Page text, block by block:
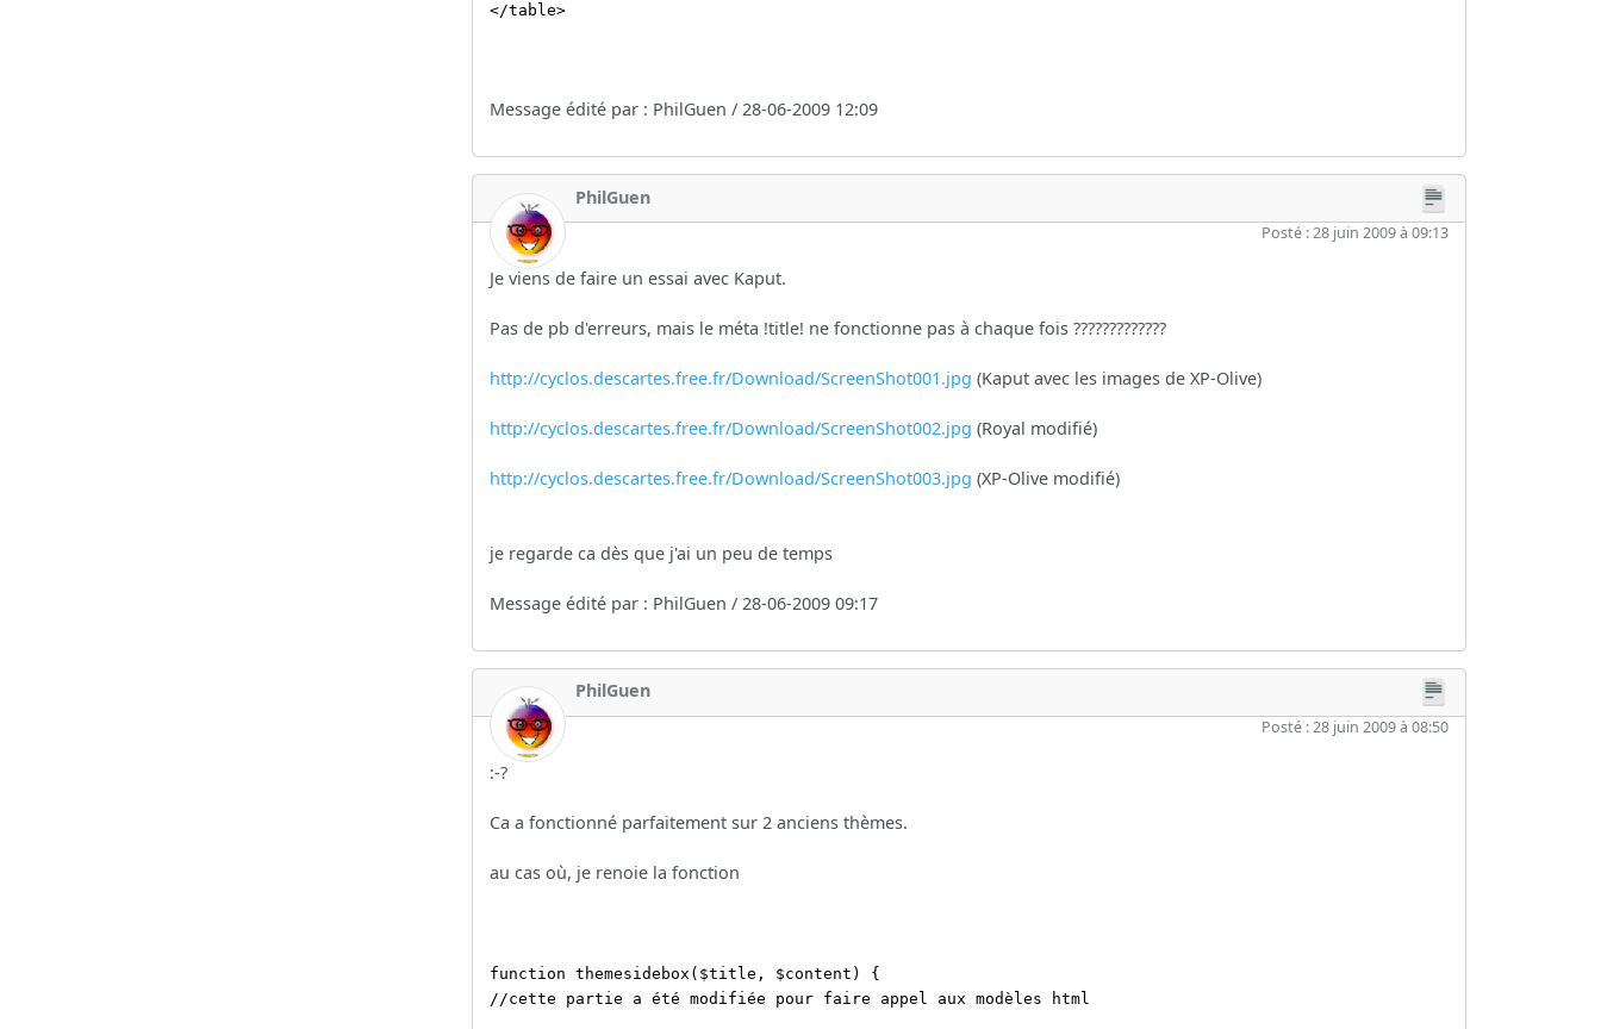
</table>
Message édité par : PhilGuen / 28-06-2009 12:09
PhilGuen
Posté : 28 juin 2009 à 09:13
Je viens de faire un essai avec Kaput.
Pas de pb d'erreurs, mais le méta !title! ne fonctionne pas à chaque fois ?????????????
http://cyclos.descartes.free.fr/Download/ScreenShot001.jpg (Kaput avec les images de XP-Olive)
http://cyclos.descartes.free.fr/Download/ScreenShot002.jpg (Royal modifié)
http://cyclos.descartes.free.fr/Download/ScreenShot003.jpg (XP-Olive modifié)
je regarde ca dès que j'ai un peu de temps
Message édité par : PhilGuen / 28-06-2009 09:17
PhilGuen
Posté : 28 juin 2009 à 08:50
:-?
Ca a fonctionné parfaitement sur 2 anciens thèmes.
au cas où, je renoie la fonction
function themesidebox($title, $content) {
//cette partie a été modifiée pour faire appel aux modèles html